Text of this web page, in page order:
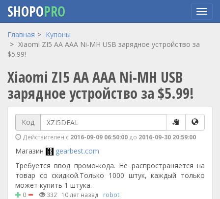
Перейти
основному
SHOPOPRO
Главная
Купоны
Xiaomi ZI5 AA AAA Ni-MH USB зарядное устройство за
$5.99!
Xiaomi ZI5 AA AAA Ni-MH USB
зарядное устройство за $5.99!
Код
Действителен с 2016-09-09 06:50:00 до 2016-09-30 20:59:00
Магазин
gearbest.com
Требуется ввод промо-кода. Не распространяется на
товар со скидкой.Только 1000 штук, каждый только
может купить 1 штука.
0 332 10 лет назад robot